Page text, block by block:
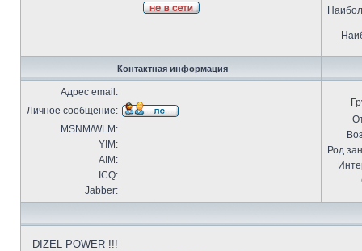
Контактная информация
Адрес email:
Личное сообщение:
MSNM/WLM:
YIM:
AIM:
ICQ:
Jabber:
Род
DIZEL POWER !!!